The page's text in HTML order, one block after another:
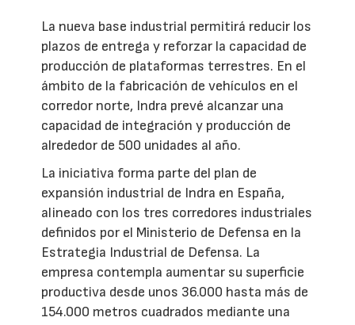
La nueva base industrial permitirá reducir los
plazos de entrega y reforzar la capacidad de
producción de plataformas terrestres. En el
ámbito de la fabricación de vehículos en el
corredor norte, Indra prevé alcanzar una
capacidad de integración y producción de
alrededor de 500 unidades al año.
La iniciativa forma parte del plan de
expansión industrial de Indra en España,
alineado con los tres corredores industriales
definidos por el Ministerio de Defensa en la
Estrategia Industrial de Defensa. La
empresa contempla aumentar su superficie
productiva desde unos 36.000 hasta más de
154.000 metros cuadrados mediante una